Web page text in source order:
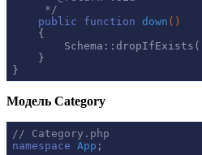
     */
public
function down ()
{
        Schema::dropIfExists(
    }
}
Модель Category
// Category.php
namespace App ;